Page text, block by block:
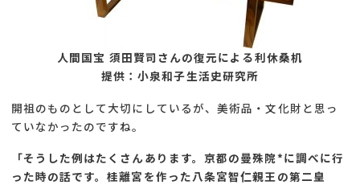
人間国宝 須田賢司さんの復元による利休桑机
提供：小泉和子生活史研究所
開祖のものとして大切にしているが、美術品・文化財と思っ
ていなかったのですね。
「そうした例はたくさんあります。京都の曼殊院*に調べに行
った時の話です。桂離宮を作った八条宮智仁親王の第二皇